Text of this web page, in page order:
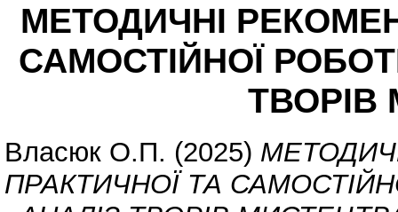
МЕТОДИЧНІ
САМОСТІЙНОЇ
ТВОРІВ
Власюк О.П. (2025)
ПРАКТИЧНОЇ ТА